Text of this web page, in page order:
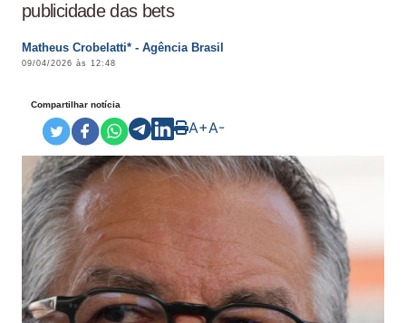
publicidade das bets
Matheus Crobelatti* - Agência Brasil
09/04/2026 às 12:48
Compartilhar notícia
A+A-